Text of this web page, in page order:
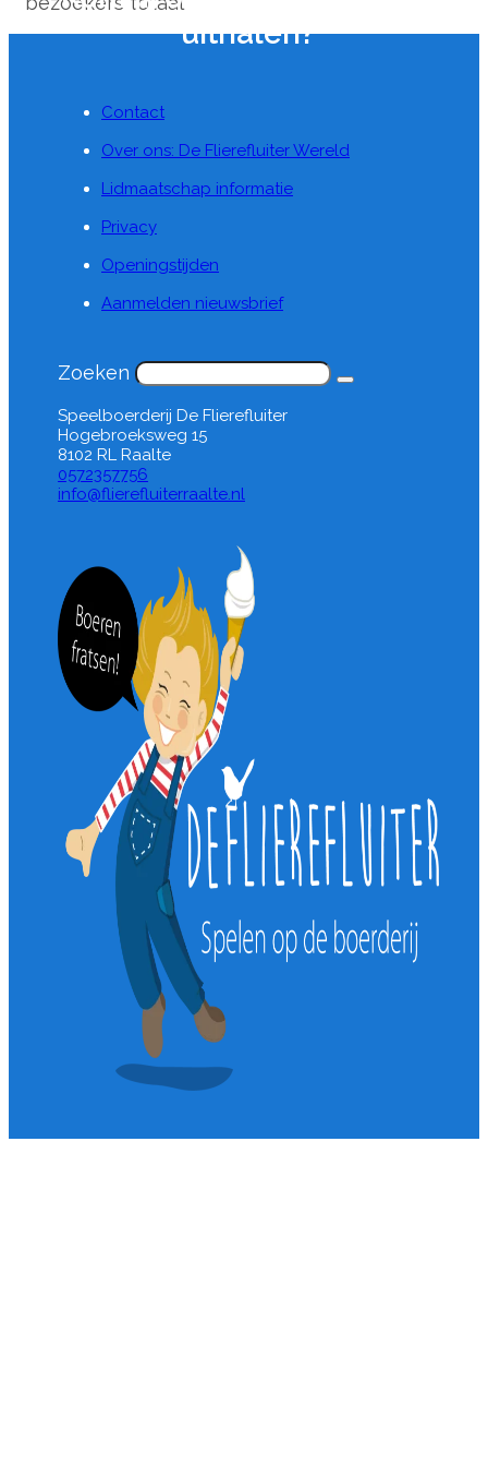
uithalen?
Contact
Over ons: De Flierefluiter Wereld
Lidmaatschap informatie
Privacy
Openingstijden
Aanmelden nieuwsbrief
Zoeken
Speelboerderij De Flierefluiter
Hogebroeksweg 15
8102 RL Raalte
0572357756
info@flierefluiterraalte.nl